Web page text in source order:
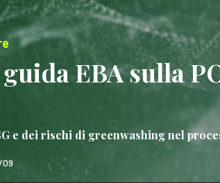
EBA sulla
e dei rischi di greenwashing nel
Cerca nel sito